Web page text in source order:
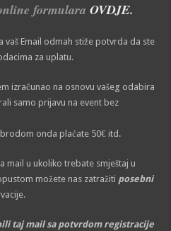
formularaOVDJE.
Email odmah stiže potvrda da ste
za uplatu.
izračunao na osnovu vašeg odabira
samo prijavu na event bez
onda plaćate 50€ itd.
mail u ukoliko trebate smještaj u
možete nas zatražiti posebni
taj mail sa potvrdom registracije